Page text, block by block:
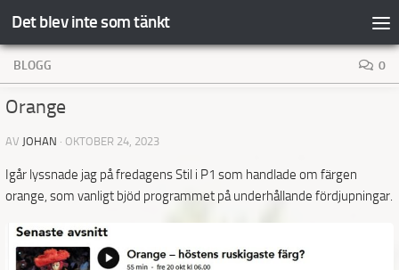
Hoppa till innehåll
Det blev inte som tänkt
BLOGG 0
Orange
AV JOHAN · OKTOBER 24, 2023
Igår lyssnade jag på fredagens Stil i P1 som handlade om färgen
orange, som vanligt bjöd programmet på underhållande fördjupningar.